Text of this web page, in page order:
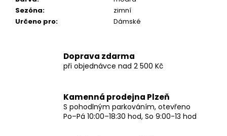
Sezóna:
zimní
Určeno pro: Dámské
Doprava zdarma
při objednávce nad 2 500 Kč
Kamenná prodejna Plzeň
S pohodlným parkováním, otevřeno
Po–Pá 10:00–18:30 hod, So 9:00-13 hod